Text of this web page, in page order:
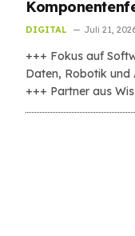
DIGITAL Juli 21,
+++ Fokus auf
Daten, Robotik und
+++ Partner aus